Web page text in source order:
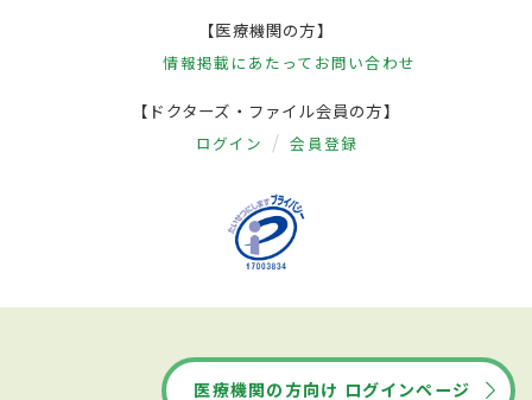
【医療機関の方】
情報掲載にあたって お問い合わせ
【ドクターズ・ファイル会員の方】
ログイン 会員登録
医療機関の方向け ログインページ